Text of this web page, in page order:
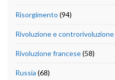
Risorgimento (94)
Rivoluzione e controrivoluzione
Rivoluzione francese(58)
Russia (68)